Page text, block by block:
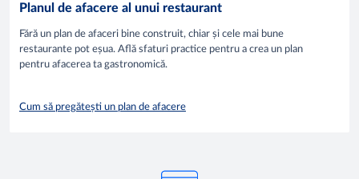
Planul de afacere al unui restaurant
Fără un plan de afaceri bine construit, chiar și cele mai bune
restaurante pot eșua. Află sfaturi practice pentru a crea un plan
pentru afacerea ta gastronomică.
Cum să pregătești un plan de afacere